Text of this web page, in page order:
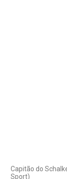
Capitão do
Sport)